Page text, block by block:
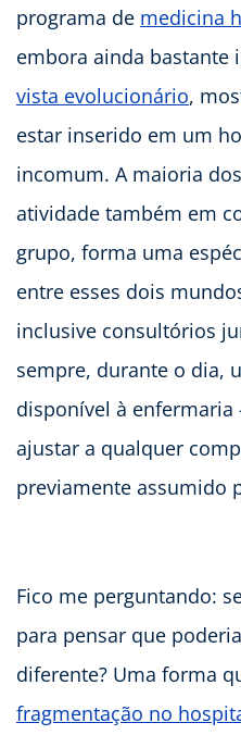
programa de medicina
embora ainda bastante
vista evolucionário,
estar inserido em um
incomum. A maioria
atividade também em
grupo, forma uma
entre esses dois
inclusive consultórios
sempre, durante o dia,
disponível à
ajustar a qualquer
previamente assumido
Fico me perguntando:
para pensar que
diferente? Uma forma
fragmentação no